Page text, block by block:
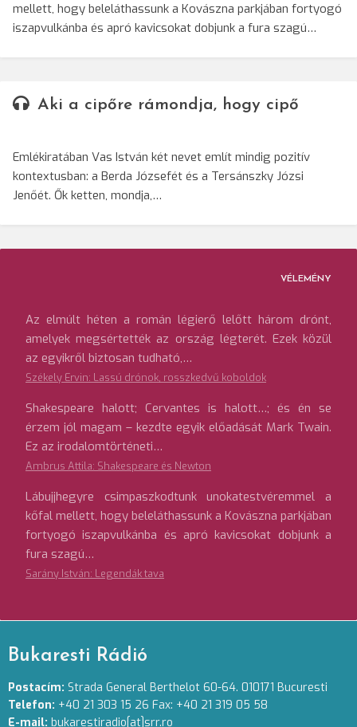
mellett, hogy beleláthassunk a Kovászna parkjában fortyogó
iszapvulkánba és apró kavicsokat dobjunk a fura szagú…
Aki a cipőre rámondja, hogy cipő
Emlékiratában Vas István két nevet említ mindig pozitív
kontextusban: a Berda Józsefét és a Tersánszky Józsi
Jenőét. Ők ketten, mondja,…
VÉLEMÉNY
Az elmúlt héten a román légierő lelőtt három drónt,
amelyek megsértették az ország légterét. Ezek közül
az egyikről biztosan tudható,…
Székely Ervin: Lassú drónok, rosszkedvű koboldok
Shakespeare halott; Cervantes is halott…; és én se
érzem jól magam – kezdte egyik előadását Mark Twain.
Ez az irodalomtörténeti…
Ambrus Attila: Shakespeare és Newton
Lábujjhegyre csimpaszkodtunk unokatestvéremmel a
kőfal mellett, hogy beleláthassunk a Kovászna parkjában
fortyogó iszapvulkánba és apró kavicsokat dobjunk a
fura szagú…
Sarány István: Legendák tava
Bukaresti Rádió
Postacím: Strada General Berthelot 60-64. 010171 Bucuresti
Telefon: +40 21 303 15 26 Fax: +40 21 319 05 58
E-mail: bukarestiradio[at]srr.ro